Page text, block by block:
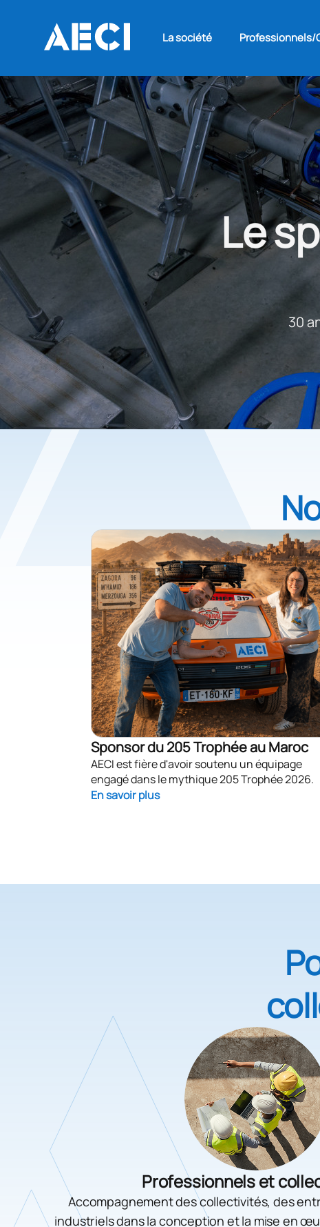
La société
Le
30
Sponsor du 205 Trophée au Maroc
AECI est fière d'avoir soutenu un équipage
engagé dans le mythique 205 Trophée 2026.
En savoir plus
Professionnels et
Accompagnement des collectivités, des
industriels dans la conception et la mise en